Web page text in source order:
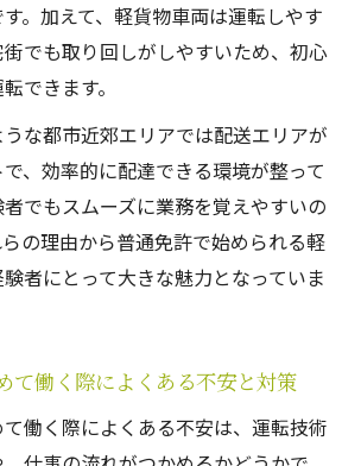
タル対応の軽貨物求人の魅力とは
向け軽貨物求人の仕事の流れを解
応募できる軽貨物求人の選び方
で見つかる軽貨物求人の魅力
人が東京都国立市で人気の理由
未経験歓迎の軽貨物求人を探すメ
立市の軽貨物求人で広がる選択肢
着した軽貨物求人のやりがいとは
。加えて、軽貨物車両は運転しやす
でも取り回しがしやすいため、初心
できます。
な都市近郊エリアでは配送エリアが
、効率的に配達できる環境が整って
でもスムーズに業務を覚えやすいの
の理由から普通免許で始められる軽
者にとって大きな魅力となっていま
て働く際によくある不安と対策
働く際によくある不安は、運転技術